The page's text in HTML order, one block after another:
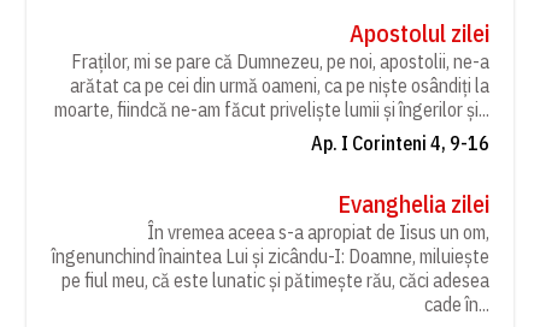
Apostolul zilei
Fraților, mi se pare că Dumnezeu, pe noi, apostolii, ne-a
arătat ca pe cei din urmă oameni, ca pe niște osândiți la
moarte, fiindcă ne-am făcut priveliște lumii și îngerilor și...
Ap. I Corinteni 4, 9-16
Evanghelia zilei
În vremea aceea s-a apropiat de Iisus un om,
îngenunchind înaintea Lui și zicându-I: Doamne, miluiește
pe fiul meu, că este lunatic și pătimește rău, căci adesea
cade în...